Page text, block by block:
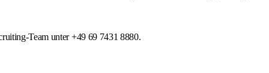
Team unter +49 69 7431 8880.